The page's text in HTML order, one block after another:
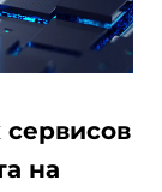
сервисов
на